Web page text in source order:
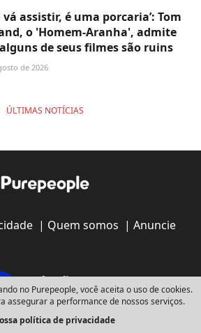
vá assistir, é uma porcaria’: Tom
o 'Homem-Aranha', admite
de seus filmes são ruins
de 2026
ÚLTIMAS NOTÍCIAS
| Quem somos | Anuncie
© 2008 - 2026
no Purepeople, você aceita o uso de cookies.
assegurar a performance de nossos serviços.
política de privacidade